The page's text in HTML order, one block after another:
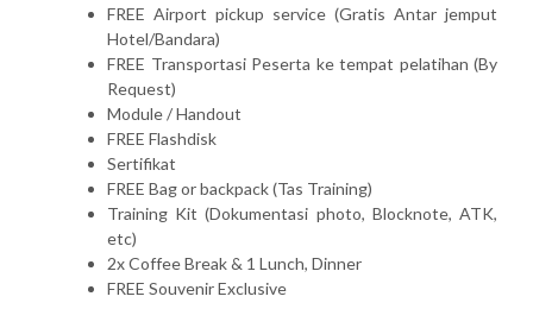
FREE Airport pickup service (Gratis Antar jemput
Hotel/Bandara)
FREE Transportasi Peserta ke tempat pelatihan (By
Request)
Module / Handout
FREE Flashdisk
Sertifikat
FREE Bag or backpack (Tas Training)
Training Kit (Dokumentasi photo, Blocknote, ATK,
etc)
2x Coffee Break & 1 Lunch, Dinner
FREE Souvenir Exclusive